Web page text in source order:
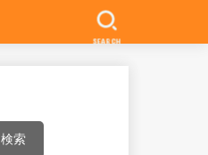
SEARCH
検索